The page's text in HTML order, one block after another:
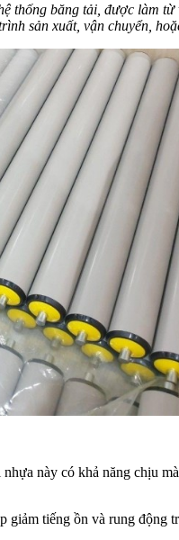
thống băng tải, được làm
sản xuất, vận chuyển,
này có khả năng chịu
giảm tiếng ồn và rung động